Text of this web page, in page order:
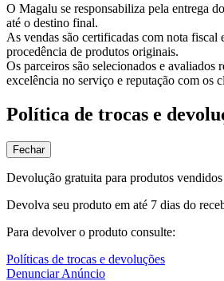
O Magalu se responsabiliza pela entrega
até o destino final.
As vendas são certificadas com nota fiscal
procedência de produtos originais.
Os parceiros são selecionados e avaliados
excelência no serviço e reputação com os
Política de trocas e
Fechar
Devolução gratuita para produtos
Devolva seu produto em até 7 dias do
Para devolver o produto consulte:
Políticas de trocas e devoluções
Denunciar Anúncio